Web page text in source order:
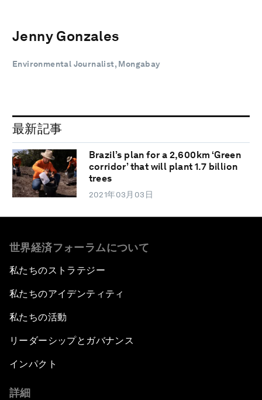
Jenny Gonzales
Environmental Journalist, Mongabay
最新記事
Brazil’s plan for a 2,600km ‘Green
corridor’ that will plant 1.7 billion
trees
2021年03月03日
世界経済フォーラムについて
私たちのストラテジー
私たちのアイデンティティ
私たちの活動
リーダーシップとガバナンス
インパクト
詳細